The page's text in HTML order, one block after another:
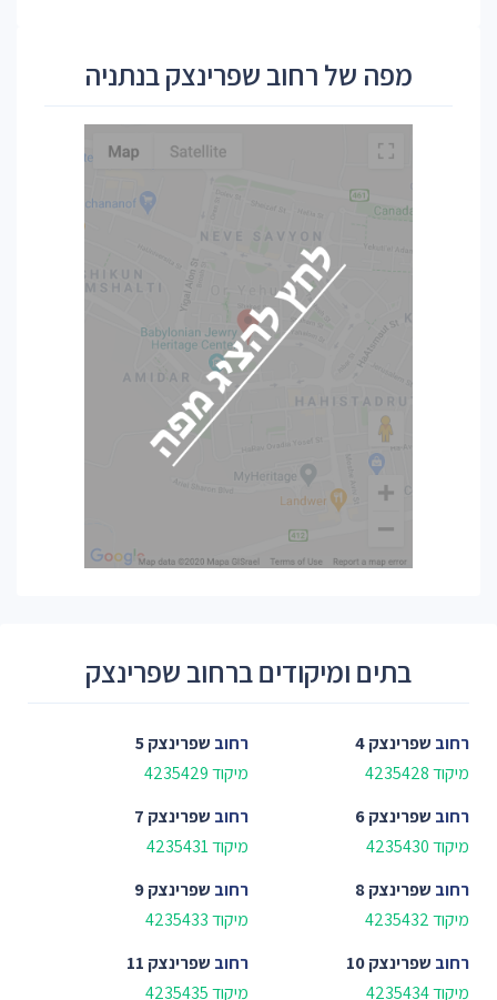
מפה של רחוב שפרינצק בנתניה
בתים ומיקודים ברחוב שפרינצק
רחוב שפרינצק 4
מיקוד 4235428
רחוב שפרינצק 5
מיקוד 4235429
רחוב שפרינצק 6
מיקוד 4235430
רחוב שפרינצק 7
מיקוד 4235431
רחוב שפרינצק 8
מיקוד 4235432
רחוב שפרינצק 9
מיקוד 4235433
רחוב שפרינצק 10
מיקוד 4235434
רחוב שפרינצק 11
מיקוד 4235435